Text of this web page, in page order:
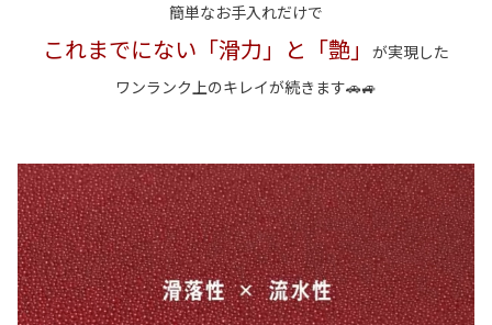
簡単なお手入れだけで
これまでにない「滑力」と「艶」
が実現した
ワンランク上のキレイが続きます🚗🚙